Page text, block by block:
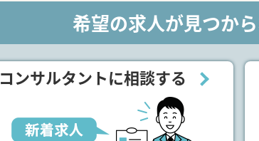
希望の求人が見つか
コンサルタントに相談する